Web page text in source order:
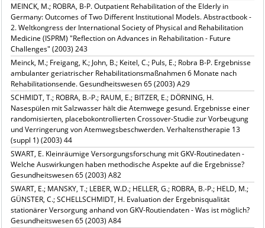
MEINCK, M.; ROBRA, B-P. Outpatient Rehabilitation of the Elderly in
Germany: Outcomes of Two Different Institutional Models. Abstractbook -
2. Weltkongress der International Society of Physical and Rehabilitation
Medicine (ISPRM) "Reflection on Advances in Rehabilitation - Future
Challenges" (2003) 243
Meinck, M.; Freigang, K.; John, B.; Keitel, C.; Puls, E.; Robra B-P. Ergebnisse
ambulanter geriatrischer Rehabilitationsmaßnahmen 6 Monate nach
Rehabilitationsende. Gesundheitswesen 65 (2003) A29
SCHMIDT, T.; ROBRA, B.-P.; RAUM, E.; BITZER, E.; DÖRNING, H.
Nasespülen mit Salzwasser hält die Atemwege gesund. Ergebnisse einer
randomisierten, placebokontrollierten Crossover-Studie zur Vorbeugung
und Verringerung von Atemwegsbeschwerden. Verhaltenstherapie 13
(suppl 1) (2003) 44
SWART, E. Kleinräumige Versorgungsforschung mit GKV-Routinedaten -
Welche Auswirkungen haben methodische Aspekte auf die Ergebnisse?
Gesundheitswesen 65 (2003) A82
SWART, E.; MANSKY, T.; LEBER, W.D.; HELLER, G.; ROBRA, B.-P.; HELD, M.;
GÜNSTER, C.; SCHELLSCHMIDT, H. Evaluation der Ergebnisqualität
stationärer Versorgung anhand von GKV-Routiendaten - Was ist möglich?
Gesundheitswesen 65 (2003) A84